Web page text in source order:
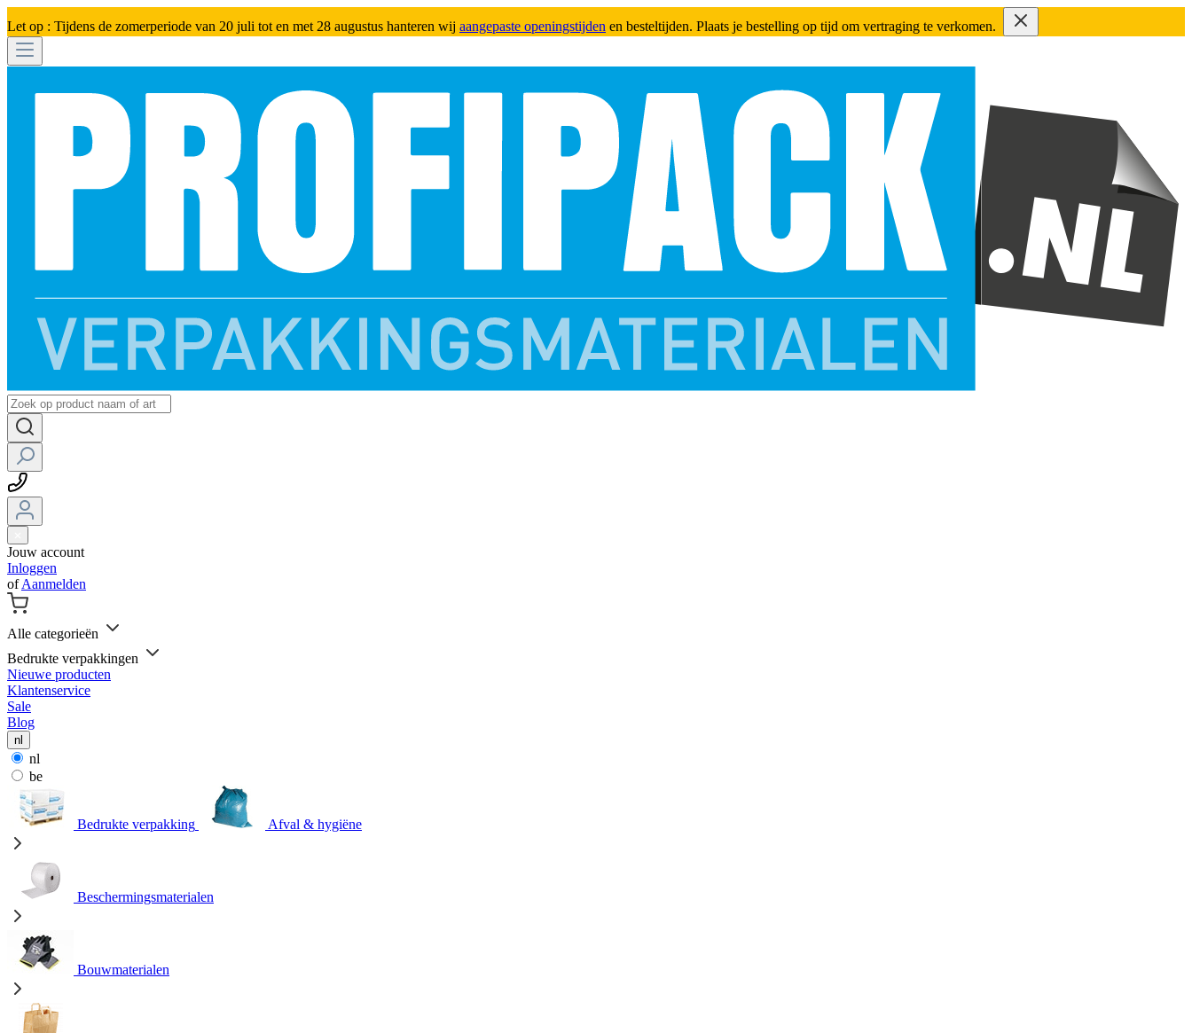
Let op : Tijdens de zomerperiode van 20 juli tot en met 28 augustus hanteren wij aangepaste openingstijden en besteltijden. Plaats je bestelling op tijd om vertraging te verkomen.
Jouw account
Inloggen
ofAanmelden
Alle categorieën
Bedrukte verpakkingen
Nieuwe producten
Klantenservice
Sale
Blog
nl
nl
be
Bedrukte verpakking Afval & hygiëne
Beschermingsmaterialen
Bouwmaterialen